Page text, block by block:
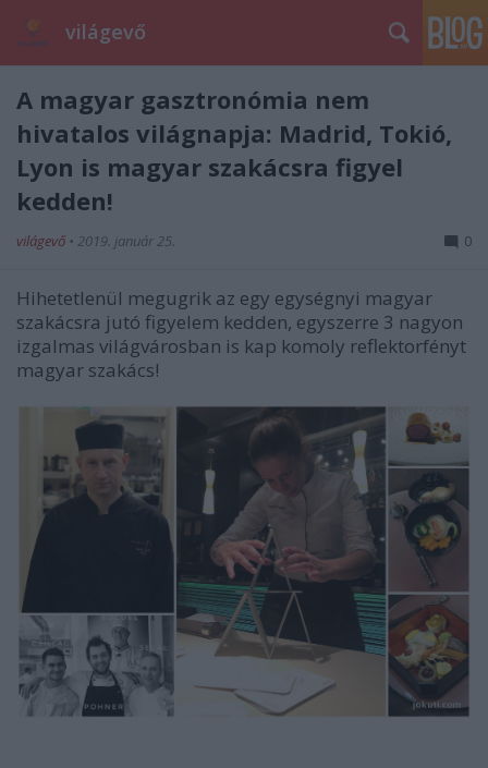
világevő
A magyar gasztronómia nem
hivatalos világnapja: Madrid, Tokió,
Lyon is magyar szakácsra figyel
kedden!
világevő • 2019. január 25. 0
Hihetetlenül megugrik az egy egységnyi magyar
szakácsra jutó figyelem kedden, egyszerre 3 nagyon
izgalmas világvárosban is kap komoly reflektorfényt
magyar szakács!